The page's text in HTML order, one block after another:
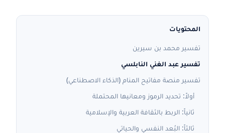
المحتويات
تفسير محمد بن سيرين
تفسير عبد الغني النابلسي
تفسير منصة مفاتيح المنام (الذكاء الاصطناعي)
أولاً: تحديد الرموز ومعانيها المحتملة
ثانياً: الربط بالثقافة العربية والإسلامية
ثالثاً: البُعد النفسي والحياتي